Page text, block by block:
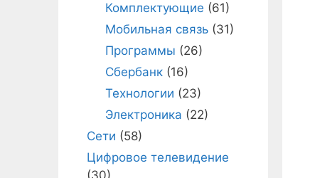
Комплектующие (61)
Мобильная связь(31)
Программы (26)
Сбербанк(16)
Технологии (23)
Электроника (22)
Сети (58)
Цифровое телевидение
(30)